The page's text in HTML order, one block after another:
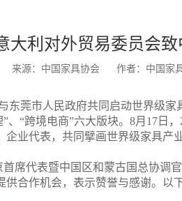
大利对外贸易委员会
来源：中国家具协会 作者：中国家
莞市人民政府共同启动世界级家
、“跨境电商”六大版块。8月17日
企业代表，共同擘画世界级家具
代表暨中国区和蒙古国总协调官
合作机会，表示赞誉与感谢。以